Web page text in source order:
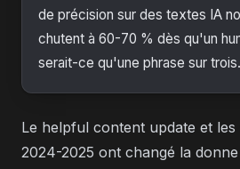
de précision sur des textes IA
chutent à 60-70 % dès qu'un
serait-ce qu'une phrase sur trois.
Le helpful content update et les
2024-2025 ont changé la